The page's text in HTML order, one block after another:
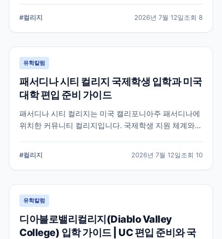
서 확인해야 할 사항을 정리했습니다.
#컬리지 2026년 7월 12일조회 8
유학칼럼
패서디나 시티 컬리지 국제학생 입학과 미국
대학 편입 준비 가이드
패서디나 시티 컬리지는 미국 캘리포니아주 패서디나에
위치한 커뮤니티 컬리지입니다. 국제학생 지원 체계와
#컬리지 2026년 7월 12일조회 10
유학칼럼
디아블로밸리컬리지(Diablo Valley
College) 입학 가이드 | UC 편입 준비와 국